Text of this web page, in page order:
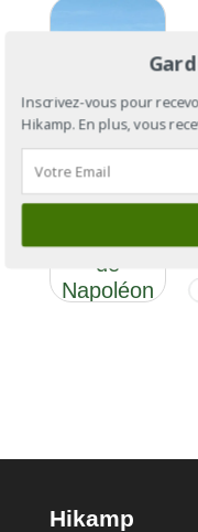
GR®406 :
de
Napoléon
Hikamp
Inscrivez-vous pour
Hikamp. En plus, vous